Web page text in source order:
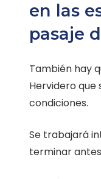
en las
pasaje
También hay
Hervidero que
condiciones.
Se trabajará
terminar